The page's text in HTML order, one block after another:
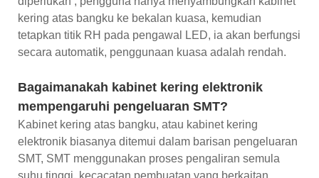
kering atas bangku ke bekalan kuasa, kemudian
tetapkan titik RH pada pengawal LED, ia akan berfungsi
secara automatik, penggunaan kuasa adalah rendah.
Bagaimanakah kabinet kering elektronik
mempengaruhi pengeluaran SMT?
Kabinet kering atas bangku, atau kabinet kering
elektronik biasanya ditemui dalam barisan pengeluaran
SMT, SMT menggunakan proses pengaliran semula
suhu tinggi, kecacatan pembuatan yang berkaitan